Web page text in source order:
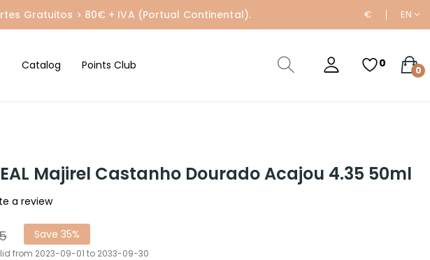
Gratuitos > 80€ + IVA (Portual Continental). € EN
Catalog Points Club 0
0
Majirel Castanho Dourado Acajou 4.35 50ml
a review
Save 35%
from 2023-09-01 to 2033-09-30